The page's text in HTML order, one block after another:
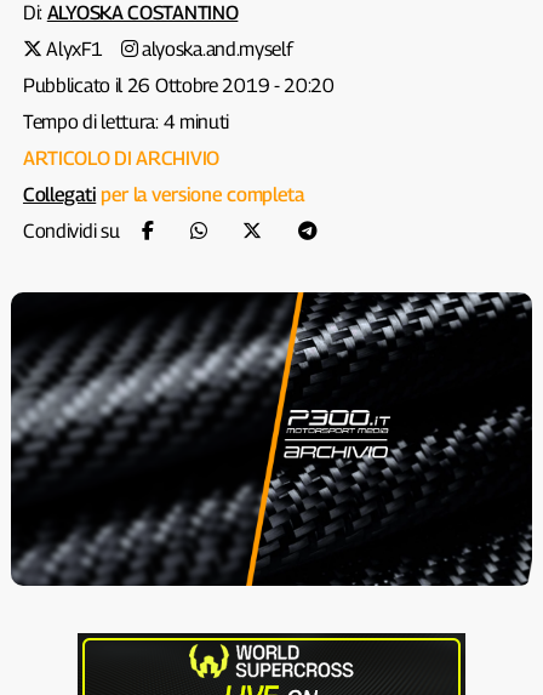
Di: ALYOSKA COSTANTINO
AlyxF1
alyoska.and.myself
Pubblicato il 26 Ottobre 2019 - 20:20
Tempo di lettura: 4 minuti
ARTICOLO DI ARCHIVIO
Collegati per la versione completa
Condividi su